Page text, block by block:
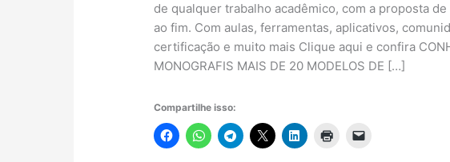
de qualquer trabalho acadêmico, com a proposta
ao fim. Com aulas, ferramentas, aplicativos,
certificação e muito mais Clique aqui e confira
MONOGRAFIS MAIS DE 20 MODELOS DE […]
Compartilhe isso: